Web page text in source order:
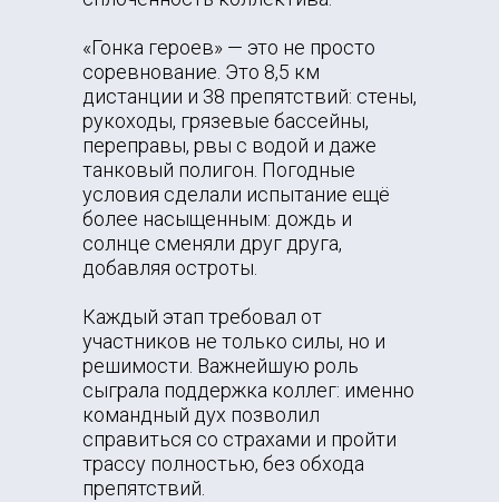
«Гонка героев» — это не просто
соревнование. Это 8,5 км
дистанции и 38 препятствий: стены,
рукоходы, грязевые бассейны,
переправы, рвы с водой и даже
танковый полигон. Погодные
условия сделали испытание ещё
более насыщенным: дождь и
солнце сменяли друг друга,
добавляя остроты.
Каждый этап требовал от
участников не только силы, но и
решимости. Важнейшую роль
сыграла поддержка коллег: именно
командный дух позволил
справиться со страхами и пройти
трассу полностью, без обхода
препятствий.